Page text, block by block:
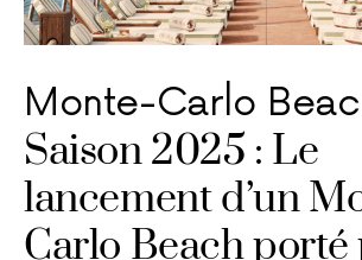
Monte-Carlo
Saison 2025 : Le
lancement d’un
Carlo Beach porté